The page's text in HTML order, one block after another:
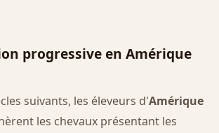
progressive en Amérique
suivants, les éleveurs d'Amérique
les chevaux présentant les